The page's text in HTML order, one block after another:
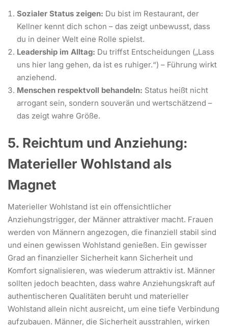
Sozialer Status zeigen: Du bist im Restaurant, der
Kellner kennt dich schon – das zeigt unbewusst, dass
du in deiner Welt eine Rolle spielst.
Leadership im Alltag: Du triffst Entscheidungen („Lass
uns hier lang gehen, da ist es ruhiger.“) – Führung wirkt
anziehend.
Menschen respektvoll behandeln: Status heißt nicht
arrogant sein, sondern souverän und wertschätzend –
das zeigt wahre Größe.
5. Reichtum und Anziehung:
Materieller Wohlstand als
Magnet
Materieller Wohlstand ist ein offensichtlicher
Anziehungstrigger, der Männer attraktiver macht. Frauen
werden von Männern angezogen, die finanziell stabil sind
und einen gewissen Wohlstand genießen. Ein gewisser
Grad an finanzieller Sicherheit kann Sicherheit und
Komfort signalisieren, was wiederum attraktiv ist. Männer
sollten jedoch beachten, dass wahre Anziehungskraft auf
authentischeren Qualitäten beruht und materieller
Wohlstand allein nicht ausreicht, um eine tiefe Verbindung
aufzubauen. Männer, die Sicherheit ausstrahlen, wirken